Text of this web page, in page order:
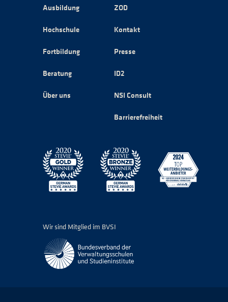
Ausbildung
Hochschule
Fortbildung
Beratung
Über uns
ZOD
Kontakt
Presse
ID2
NSI Consult
Barrierefreiheit
Wir sind Mitglied im BVSI